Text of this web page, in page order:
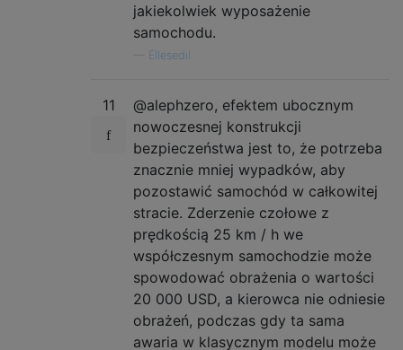
jakiekolwiek wyposażenie
samochodu.
Ellesedil
11
@alephzero, efektem ubocznym
nowoczesnej konstrukcji
bezpieczeństwa jest to, że potrzeba
znacznie mniej wypadków, aby
pozostawić samochód w całkowitej
stracie. Zderzenie czołowe z
prędkością 25 km / h we
współczesnym samochodzie może
spowodować obrażenia o wartości
20 000 USD, a kierowca nie odniesie
obrażeń, podczas gdy ta sama
awaria w klasycznym modelu może